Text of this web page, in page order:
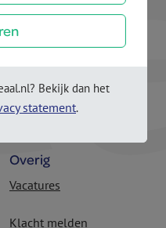
Bekijk dan het
statement.
Adviseur
Toon je adviseur
Inloggen partners
Overig
Vacatures
Klacht melden